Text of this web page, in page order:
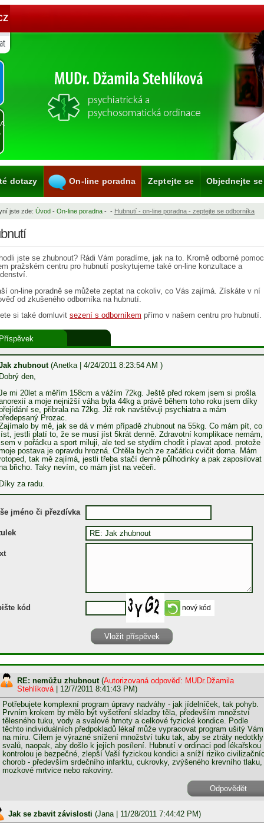
dotazy On-line poradna Zeptejte se Objednejte se
jste zde: Úvod - On-line poradna - - Hubnutí - on-line poradna - zeptejte se odborníka
jste se zhubnout? Rádi Vám poradíme, jak na to. Kromě odborné
pražském centru pro hubnutí poskytujeme také on-line konzultace a
on-line poradně se můžete zeptat na cokoliv, co Vás zajímá. Získáte v ní
od zkušeného odborníka na hubnutí.
si také domluvit sezení s odborníkem přímo v našem centru pro hubnutí.
Příspěvek
zhubnout (Anetka | 4/24/2011 8:23:54 AM )
Dobrý den,
mi 20let a měřím 158cm a vážím 72kg. Ještě před rokem jsem si prošla
a moje nejnižší váha byla 44kg a právě během toho roku jsem díky
se, přibrala na 72kg. Již rok navštěvuji psychiatra a mám
Prozac.
by mě, jak se dá v mém případě zhubnout na 55kg. Co mám pít, co
jestli platí to, že se musí jíst 5krát denně. Zdravotní komplikace nemám,
v pořádku a sport miluji, ale ted se stydím chodit i plavat apod. protože
postava je opravdu hrozná. Chtěla bych ze začátku cvičit doma. Mám
tak mě zajímá, jestli třeba stačí denně půlhodinky a pak zaposilovat
břicho. Taky nevím, co mám jíst na večeři.
Díky za radu.
jméno či přezdívka
kód
RE: nemůžu zhubnout (Autorizovaná odpověď: MUDr.Džamila
Stehlíková| 12/7/2011 8:41:43 PM)
Potřebujete komplexní program úpravy nadváhy - jak jídelníček, tak pohyb.
Prvním krokem by mělo být vyšetření skladby těla, především množství
tělesného tuku, vody a svalové hmoty a celkové fyzické kondice. Podle
těchto individuálních předpokladů lékař může vypracovat program ušitý Vám
na míru. Cílem je výrazné snížení množství tuku tak, aby se ztráty nedotkly
svalů, naopak, aby došlo k jejích posílení. Hubnutí v ordinaci pod lékařskou
kontrolou je bezpečné, zlepší Vaší fyzickou kondici a sníží riziko
chorob - především srdečního infarktu, cukrovky, zvýšeného krevního tlaku,
mozkové mrtvice nebo rakoviny.
Odpovědět
Jak se zbavit závislosti (Jana| 11/28/2011 7:44:42 PM)